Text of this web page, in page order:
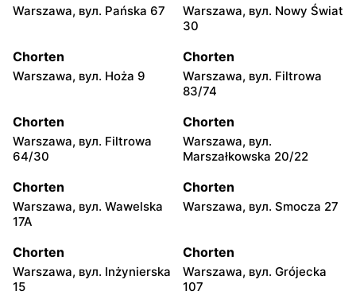
Warszawa, вул. Pańska 67
Warszawa, вул. Nowy Świat
30
Chorten
Warszawa, вул. Hoża 9
Chorten
Warszawa, вул. Filtrowa
83/74
Chorten
Warszawa, вул. Filtrowa
64/30
Chorten
Warszawa, вул.
Marszałkowska 20/22
Chorten
Warszawa, вул. Wawelska
17A
Chorten
Warszawa, вул. Smocza 27
Chorten
Warszawa, вул. Inżynierska
15
Chorten
Warszawa, вул. Grójecka
107